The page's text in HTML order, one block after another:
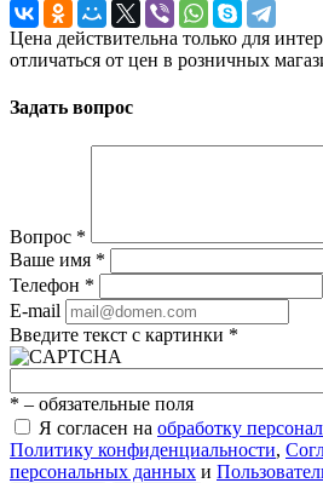
Цена действительна только для
отличаться от цен в розничных
Задать вопрос
Вопрос *
Ваше имя *
Телефон *
E-mail
Введите текст с картинки *
* – обязательные поля
Я согласен на обработку
Политику конфиденциальности,
персональных данных и